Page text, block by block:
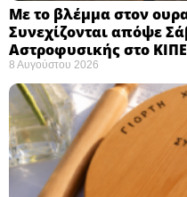
Με το βλέμμα στον
Συνεχίζονται απόψε
Αστροφυσικής στο
8 Αυγούστου 2026